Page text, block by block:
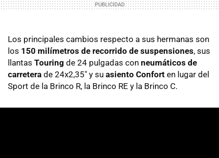
Los principales cambios respecto a sus hermanas son
los 150 milímetros de recorrido de suspensiones, sus
llantas Touring de 24 pulgadas con neumáticos de
carretera de 24x2,35" y su asiento Confort en lugar del
Sport de la Brinco R, la Brinco RE y la Brinco C.